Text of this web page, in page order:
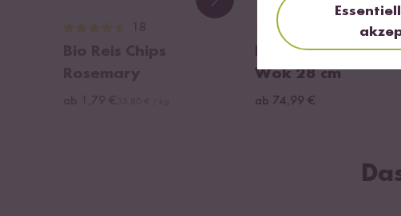
Beschichteter
Wok 28 cm
ab 74,99 €